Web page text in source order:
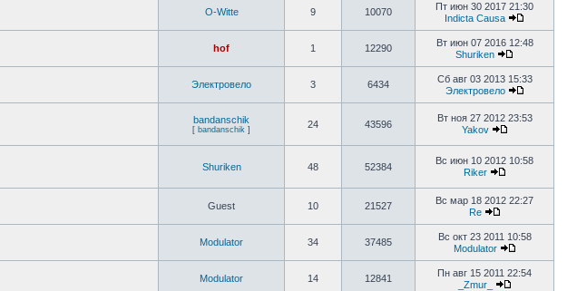
O-Witte 9 10070
Пт июн 30 2017 21:30
Indiсtа Саusа
hof 1 12290
Вт июн 07 2016 12:48
Shuriken
Электровело 3 6434
Сб авг 03 2013 15:33
Электровело
bandanschik
[ bandanschik ] 24 43596
Вт ноя 27 2012 23:53
Yakov
Shuriken 48 52384
Вс июн 10 2012 10:58
Riker
Guest 10 21527
Вс мар 18 2012 22:27
Re
Modulator 34 37485
Вс окт 23 2011 10:58
Modulator
Modulator 14 12841
Пн авг 15 2011 22:54
_Zmur_